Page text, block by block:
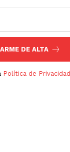
DE ALTA
Política de Privacidad